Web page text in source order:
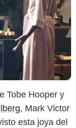
Tobe Hooper y
, Mark Victor
esta joya del